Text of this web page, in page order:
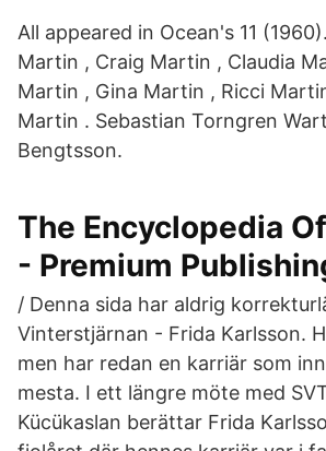
All appeared in Ocean's 11
Martin , Craig Martin , Claudia
Martin , Gina Martin , Ricci
Martin . Sebastian Torngren
Bengtsson.
The Encyclopedia
- Premium
/ Denna sida har aldrig
Vinterstjärnan - Frida Karlsson.
men har redan en karriär som
mesta. I ett längre möte med
Kücükaslan berättar Frida